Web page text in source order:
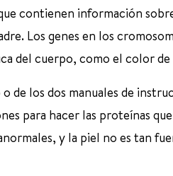
contienen información
Los genes en los
del cuerpo, como el color de
de los dos manuales de
para hacer las proteínas
y la piel no es tan